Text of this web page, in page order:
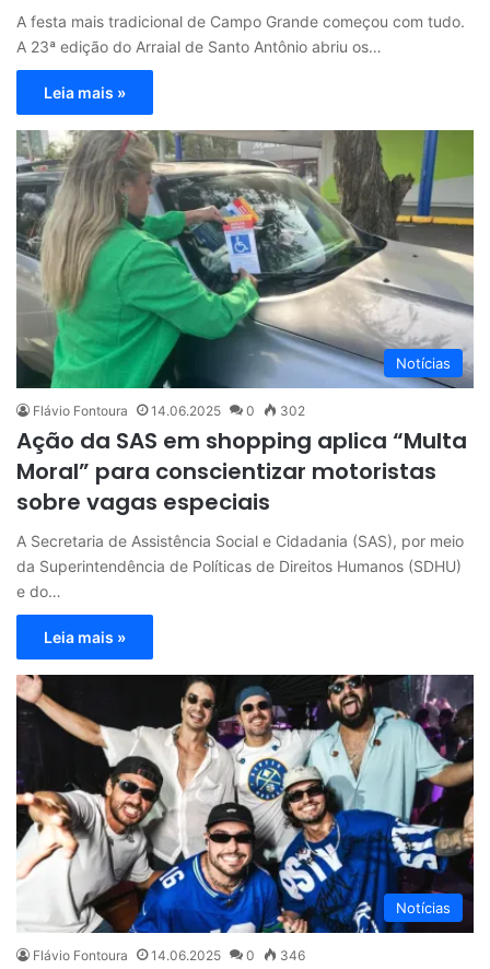
A festa mais tradicional de Campo Grande começou com tudo.
A 23ª edição do Arraial de Santo Antônio abriu os…
Leia mais »
Notícias
Flávio Fontoura 14.06.2025 0 302
Ação da SAS em shopping aplica “Multa
Moral” para conscientizar motoristas
sobre vagas especiais
A Secretaria de Assistência Social e Cidadania (SAS), por meio
da Superintendência de Políticas de Direitos Humanos (SDHU)
e do…
Leia mais »
Notícias
Flávio Fontoura 14.06.2025 0 346